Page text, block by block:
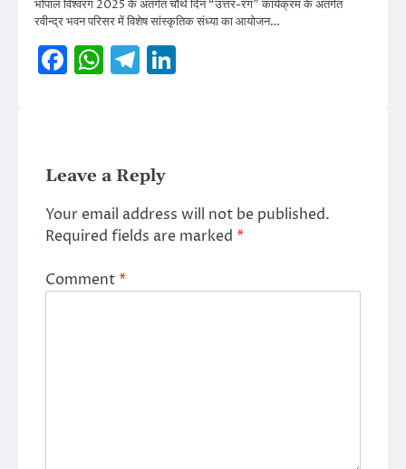
भोपाल विश्वरंग 2025 के अंतर्गत चौथे दिन “उत्तर-रंग” कार्यक्रम के अंतर्गत
रवीन्द्र भवन परिसर में विशेष सांस्कृतिक संध्या का आयोजन…
Facebook
WhatsApp
Telegram
Leave a Reply
Your email address will not be published.
Required fields are marked *
Comment*